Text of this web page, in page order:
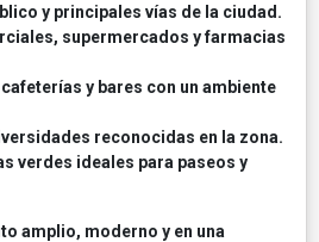
y principales vías de la ciudad.
supermercados y farmacias
y bares con un ambiente
reconocidas en la zona.
verdes ideales para paseos y
amplio, moderno y en una